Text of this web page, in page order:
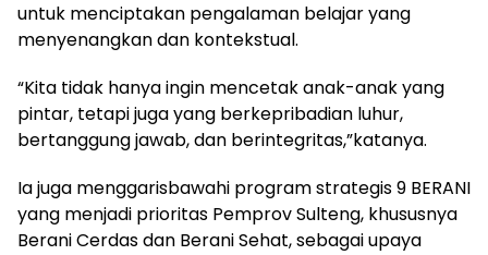
untuk menciptakan pengalaman belajar yang
menyenangkan dan kontekstual.
“Kita tidak hanya ingin mencetak anak-anak yang
pintar, tetapi juga yang berkepribadian luhur,
bertanggung jawab, dan berintegritas,”katanya.
Ia juga menggarisbawahi program strategis 9 BERANI
yang menjadi prioritas Pemprov Sulteng, khususnya
Berani Cerdas dan Berani Sehat, sebagai upaya